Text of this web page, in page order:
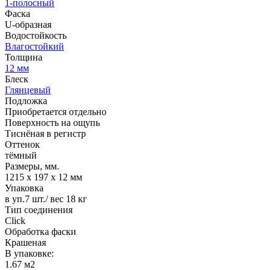
1-полосный
Фаска
U-образная
Водостойкость
Влагостойкий
Толщина
12 мм
Блеск
Глянцевый
Подложка
Приобретается отдельно
Поверхность на ощупь
Тиснёная в регистр
Оттенок
тёмный
Размеры, мм.
1215 х 197 х 12 мм
Упаковка
в уп.7 шт./ вес 18 кг
Тип соединения
Click
Обработка фаски
Крашеная
В упаковке:
1.67 м2